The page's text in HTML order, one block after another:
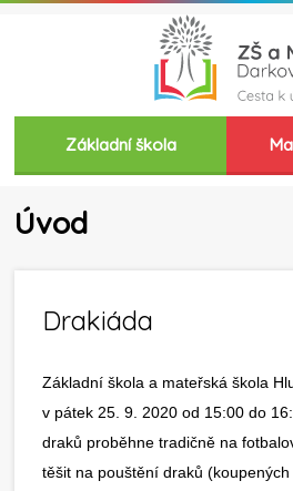
Základní škola
Úvod
Drakiáda
Základní škola a mateřská škola
v pátek 25. 9. 2020 od 15:00 do
draků proběhne tradičně na
těšit na pouštění draků